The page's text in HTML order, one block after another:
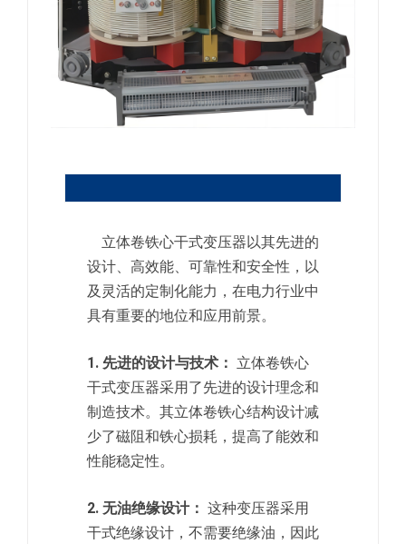
立体卷铁心干式变压器以其先进的
设计、高效能、可靠性和安全性，以
及灵活的定制化能力，在电力行业中
具有重要的地位和应用前景。
1. 先进的设计与技术： 立体卷铁心
干式变压器采用了先进的设计理念和
制造技术。其立体卷铁心结构设计减
少了磁阻和铁心损耗，提高了能效和
性能稳定性。
2. 无油绝缘设计： 这种变压器采用
干式绝缘设计，不需要绝缘油，因此